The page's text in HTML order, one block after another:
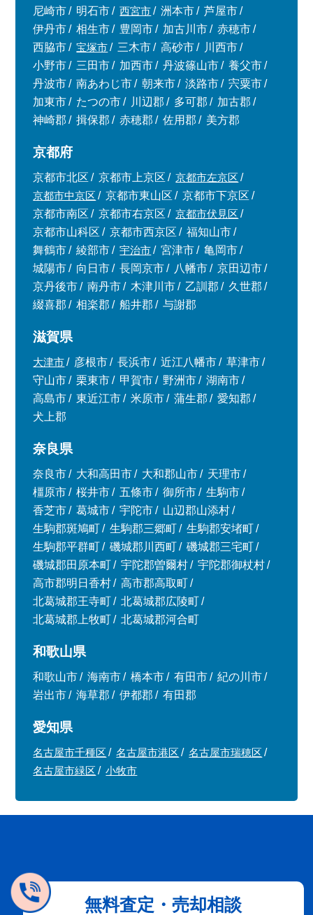
尼崎市
明石市 西宮市 洲本市
芦屋市
伊丹市
相生市 豊岡市 加古川市
赤穂市
西脇市
宝塚市 三木市 高砂市
川西市
小野市
三田市 加西市 丹波篠山市
養父市
丹波市
南あわじ市 朝来市 淡路市
宍粟市
加東市
たつの市 川辺郡 多可郡
加古郡
神崎郡
揖保郡 赤穂郡 佐用郡 美方郡
京都府
京都市北区 京都市上京区
京都市左京区
京都市中京区
京都市東山区
京都市下京区
京都市南区
京都市右京区
京都市伏見区
京都市山科区
京都市西京区
福知山市
舞鶴市
綾部市 宇治市 宮津市
亀岡市
城陽市
向日市 長岡京市 八幡市
京田辺市
京丹後市
南丹市 木津川市 乙訓郡
久世郡
綴喜郡
相楽郡 船井郡 与謝郡
滋賀県
大津市 彦根市 長浜市 近江八幡市
草津市
守山市
栗東市 甲賀市 野洲市
湖南市
高島市
東近江市 米原市 蒲生郡
愛知郡
犬上郡
奈良県
奈良市 大和高田市 大和郡山市
天理市
橿原市
桜井市 五條市 御所市
生駒市
香芝市
葛城市 宇陀市
山辺郡山添村
生駒郡斑鳩町
生駒郡三郷町
生駒郡安堵町
生駒郡平群町
磯城郡川西町
磯城郡三宅町
磯城郡田原本町
宇陀郡曽爾村
宇陀郡御杖村
高市郡明日香村
高市郡高取町
北葛城郡王寺町
北葛城郡広陵町
北葛城郡上牧町
北葛城郡河合町
和歌山県
和歌山市 海南市 橋本市 有田市
紀の川市
岩出市
海草郡 伊都郡 有田郡
愛知県
名古屋市千種区 名古屋市港区
名古屋市瑞穂区
名古屋市緑区
小牧市
無料査定・売却相談